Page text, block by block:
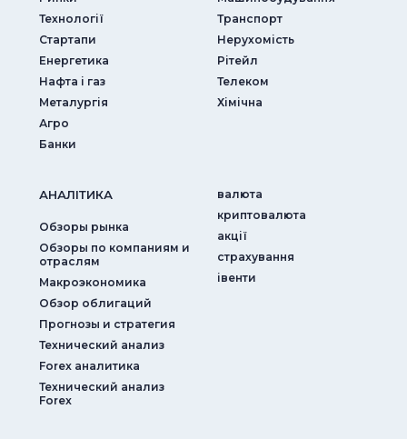
Технології
Стартапи
Енергетика
Нафта і газ
Металургія
Агро
Банки
Транспорт
Нерухомість
Рітейл
Телеком
Хімічна
АНАЛIТИКА
Обзоры рынка
Обзоры по компаниям и
отраслям
Макроэкономика
Обзор облигаций
Прогнозы и стратегия
Технический анализ
Forex аналитика
Технический анализ
Forex
валюта
криптовалюта
акції
страхування
iвенти